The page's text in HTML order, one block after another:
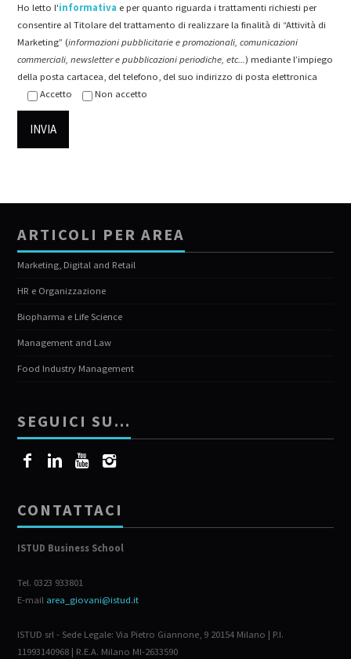
Ho letto l'informativa e per quanto riguarda i trattamenti richiesti per
consentire al Titolare del trattamento di realizzare la finalità di “Attività di
Marketing” (informazioni pubblicitarie e promozionali, comunicazioni
commerciali, newsletter e pubblicazioni periodiche, etc...) mediante l’impiego
della posta cartacea, del telefono, del suo indirizzo di posta elettronica
Accetto
Non accetto
ARTICOLI PER AREA
Marketing, Digital and Retail
HR e Organizzazione
Biopharma e Life Science
Management and Law
Food Industry Management
SEGUICI SU…
CONTATTACI
ISTUD Business School
Tel. 0323 933801
E-mail area_giovani@istud.it
ISTUD srl - Sede Legale: Via Pietro Giannone, 9 20154 Milano | P.I.
11993140968 | R.E.A. Milano MI-2633590